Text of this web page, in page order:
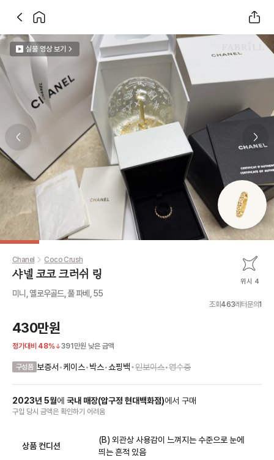
실물 영상 보기
Previous slide
Chanel Coco Crush
샤넬 코코 크러쉬 링 위시 4
미니, 옐로우골드, 풀 파베, 55
조회463레터문의1
430만원
정가대비 48% 391만원 낮은 금액
구성품 보증서 •케이스•박스•쇼핑백•인보이스•영수증
2023년 5월에 국내 매장(압구정 현대백화점)에서 구매
구입 당시 금액은 확인하기 어려움
상품 컨디션
(B) 외관상 사용감이 느껴지는 수준으로 눈에
띄는 흔적 있음